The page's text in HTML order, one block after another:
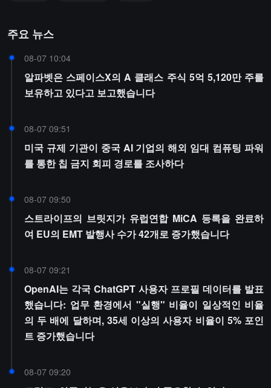
주요 뉴스
08-07 10:04
알파벳은 스페이스X의 A 클래스 주식 5억 5,120만 주를
보유하고 있다고 보고했습니다
08-07 09:51
미국 규제 기관이 중국 AI 기업의 해외 임대 컴퓨팅 파워
를 통한 칩 금지 회피 경로를 조사하다
08-07 09:50
스트라이프의 브릿지가 유럽연합 MiCA 등록을 완료하
여 EU의 EMT 발행사 수가 42개로 증가했습니다
08-07 09:21
OpenAI는 각국 ChatGPT 사용자 프로필 데이터를 발표
했습니다: 업무 환경에서 "실행" 비율이 일상적인 비율
의 두 배에 달하며, 35세 이상의 사용자 비율이 5% 포인
트 증가했습니다
08-07 09:20